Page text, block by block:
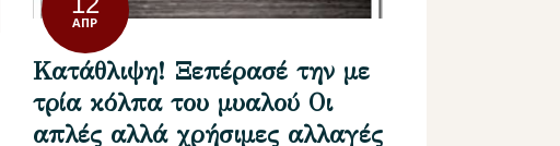
ΑΠΡ
Κατάθλιψη! Ξεπέρασέ την με
τρία κόλπα του μυαλού Οι
απλές αλλά χρήσιμες αλλαγές